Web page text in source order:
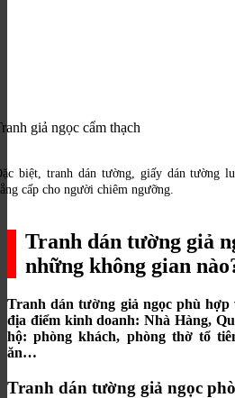
giả ngọc cẩm thạch
biệt, tranh dán tường, giấy dán tường
cấp cho người chiêm ngưỡng.
Tranh dán tường giả
những không gian
Tranh dán tường giả ngọc phù
địa điểm kinh doanh: Nhà Hàng,
hộ: phòng khách, phòng thờ tổ
ăn…
Tranh dán tường giả ngọc